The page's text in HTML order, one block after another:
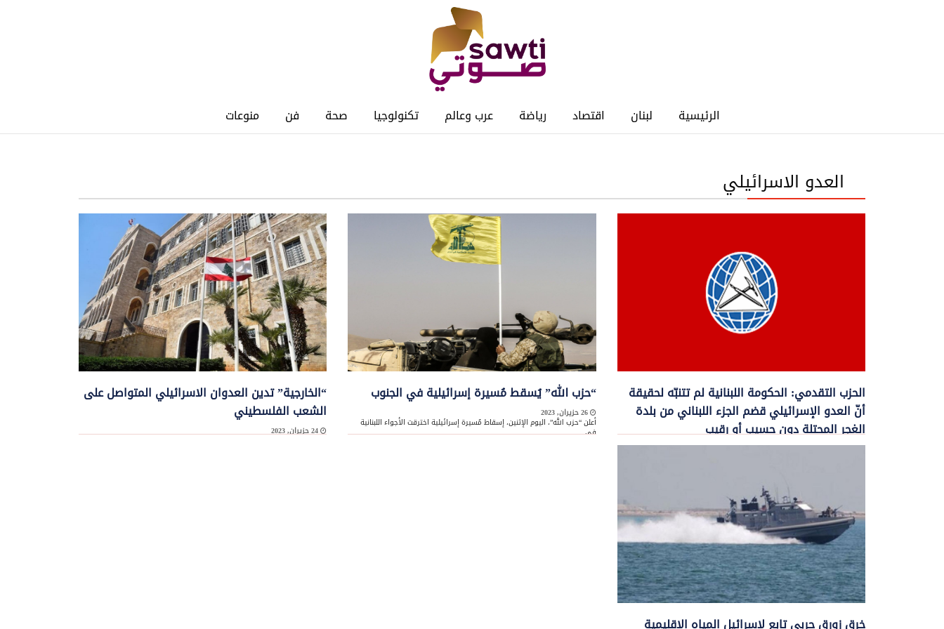
الرئيسية لبنان اقتصاد رياضة عرب وعالم تكنولوجيا صحة فن منوعات
العدو الاسرائيلي
الحزب التقدمي: الحكومة اللبنانية لم تتنبّه لحقيقة
أنّ العدو الإسرائيلي قضم الجزء اللبناني من بلدة
الغجر المحتلة دون حسيب أو رقيب
3 تموز, 2023
“حزب الله” يُسقط مُسيرة إسرائيلية في الجنوب
26 حزيران, 2023
أعلن “حزب الله”، اليوم الإثنين، إسقاط مُسيرة إسرائيلية اخترقت الأجواء اللبنانية
في ...
“الخارجية” تدين العدوان الاسرائيلي المتواصل على
الشعب الفلسطيني
24 حزيران, 2023
خرق زورق حربي تابع لإسرائيل المياه الإقليمية